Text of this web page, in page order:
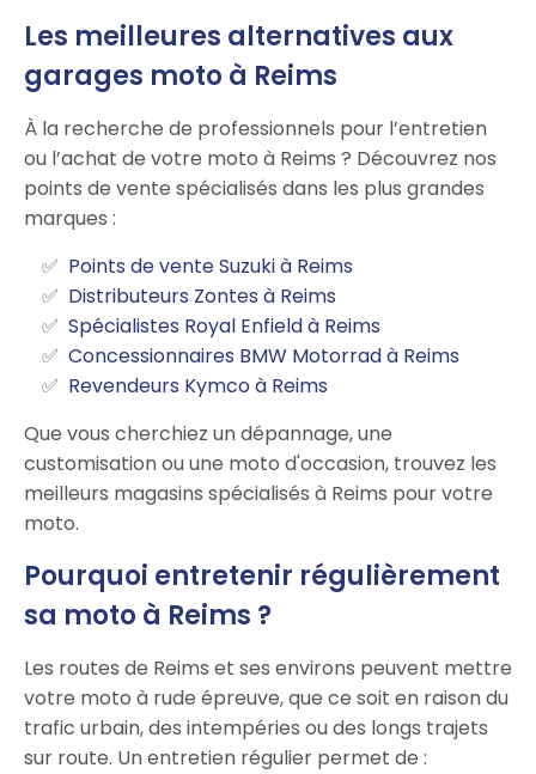
Les meilleures alternatives aux
garages moto à Reims
À la recherche de professionnels pour l’entretien
ou l’achat de votre moto à Reims ? Découvrez nos
points de vente spécialisés dans les plus grandes
marques :
Points de vente Suzuki à Reims
Distributeurs Zontes à Reims
Spécialistes Royal Enfield à Reims
Concessionnaires BMW Motorrad à Reims
Revendeurs Kymco à Reims
Que vous cherchiez un dépannage, une
customisation ou une moto d'occasion, trouvez les
meilleurs magasins spécialisés à Reims pour votre
moto.
Pourquoi entretenir régulièrement
sa moto à Reims ?
Les routes de Reims et ses environs peuvent mettre
votre moto à rude épreuve, que ce soit en raison du
trafic urbain, des intempéries ou des longs trajets
sur route. Un entretien régulier permet de :